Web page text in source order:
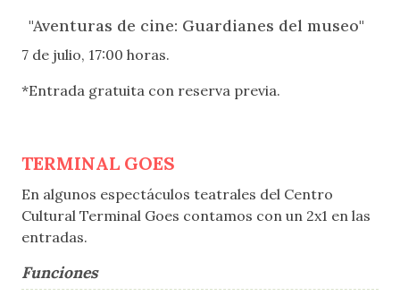
"Aventuras de cine: Guardianes del museo"
7 de julio, 17:00 horas.
*Entrada gratuita con reserva previa.
TERMINAL GOES
En algunos espectáculos teatrales del Centro
Cultural Terminal Goes contamos con un 2x1 en las
entradas.
Funciones